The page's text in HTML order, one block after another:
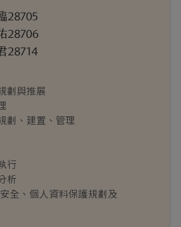
28705
28706
28714
劃與推展
劃、建置、管理
行
析
全、個人資料保護規劃及